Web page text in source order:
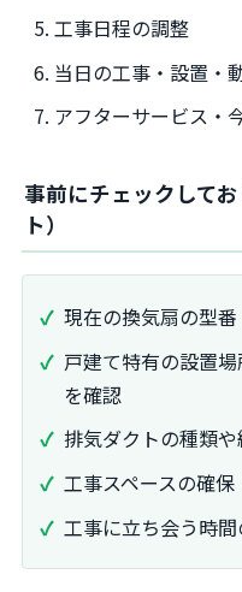
工事日程の調整
当日の工事・設置・
アフターサービス・
事前にチェックして
ト）
現在の換気扇の型
戸建て特有の設置場
を確認
排気ダクトの種類
工事スペースの確保
工事に立ち会う時